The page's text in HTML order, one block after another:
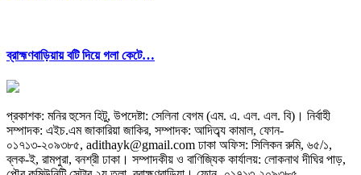
ব্রাহ্মণবাড়িয়ায় বটি দিয়ে গলা কেটে…
প্রকাশক: মনির হুসেন হিটু, উপদেষ্টা: সেলিনা বেগম (এম. এ. এল. এল. বি) । নির্বাহী
সম্পাদক: এইচ.এম জাকারিয়া জাকির, সম্পাদক: আদিত্ব্য কামাল, ফোন-
০১৭১৩-২০৯৩৮৫, adithayk@gmail.com ঢাকা অফিস: সিলিকন রুমি, ৬৫/১,
ব্লক-ই, রামপুরা, বনশ্রী ঢাকা। সম্পাদকীয় ও বাণিজ্যিক কার্যালয়: লোকনাথ দীঘির পাড়,